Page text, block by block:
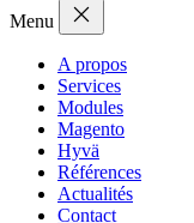
Menu
A propos
Services
Modules
Magento
Hyvä
Références
Actualités
Contact